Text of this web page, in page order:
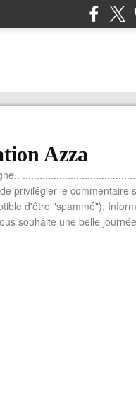
Azza
privilégier le commentaire
d'être "spammé").
souhaite une belle